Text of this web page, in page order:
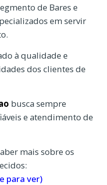
de Bares e
em servir
à qualidade e
dos clientes de
busca sempre
e atendimento de
mais sobre os
para ver)